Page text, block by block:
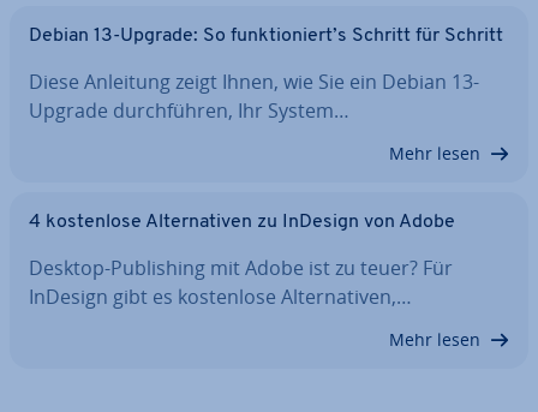
Debian 13-Upgrade: So funk­tio­niert’s Schritt für Schritt
Diese Anleitung zeigt Ihnen, wie Sie ein Debian 13-
Upgrade durch­füh­ren, Ihr System…
Mehr lesen
4 kos­ten­lo­se Al­ter­na­ti­ven zu InDesign von Adobe
Desktop-Pu­bli­shing mit Adobe ist zu teuer? Für
InDesign gibt es kos­ten­lo­se Al­ter­na­ti­ven,…
Mehr lesen